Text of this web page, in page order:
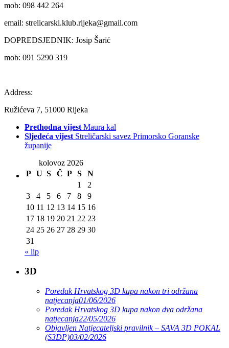
mob: 098 442 264
email: strelicarski.klub.rijeka@gmail.com
DOPREDSJEDNIK: Josip Šarić
mob: 091 5290 319
Address:
Ružićeva 7, 51000 Rijeka
Prethodna vijest Maura kal
Sljedeća vijest Streličarski savez Primorsko Goranske
županije
kolovoz 2026
P U S Č P S
N
1
2
3
4 5 6 7 8
9
10 11 12 13 14 15 16
17 18 19 20 21 22 23
24 25 26 27 28 29 30
31
« lip
3D
Poredak Hrvatskog 3D kupa nakon tri održana
natjecanja01/06/2026
Poredak Hrvatskog 3D kupa nakon dva održana
natjecanja22/05/2026
Objavljen Natjecateljski pravilnik – SAVA 3D POKAL
(S3DP)03/02/2026